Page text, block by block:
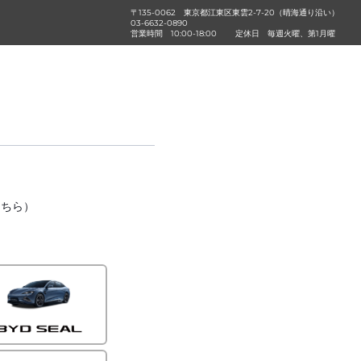
〒135-0062 東京都江東区東雲2-7-20（晴海通り沿い）
03-6632-0890
営業時間
10:00-18:00 定休日 毎週火曜、第1月曜
ら）